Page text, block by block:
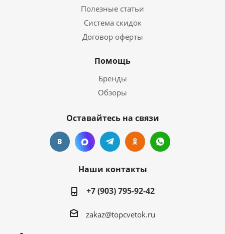
Полезные статьи
Система скидок
Договор оферты
Помощь
Бренды
Обзоры
Оставайтесь на связи
Наши контакты
+7 (903) 795-92-42
zakaz@topcvetok.ru